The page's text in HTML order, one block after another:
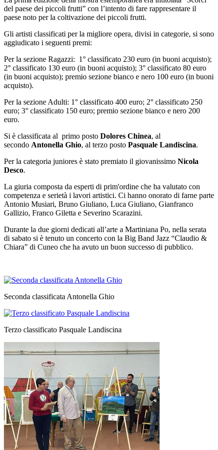
del paese dei piccoli frutti” con l’intento di fare rappresentare il
paese noto per la coltivazione dei piccoli frutti.
Gli artisti classificati per la migliore opera, divisi in categorie, si sono
aggiudicato i seguenti premi:
Per la sezione Ragazzi: 1° classificato 230 euro (in buoni acquisto);
2° classificato 130 euro (in buoni acquisto); 3° classificato 80 euro
(in buoni acquisto); premio sezione bianco e nero 100 euro (in buoni
acquisto).
Per la sezione Adulti: 1° classificato 400 euro; 2° classificato 250
euro; 3° classificato 150 euro; premio sezione bianco e nero 200
euro.
Si è classificata al primo posto Dolores Chinea, al
secondo Antonella Ghio, al terzo posto Pasquale Landiscina.
Per la categoria juniores è stato premiato il giovanissimo Nicola
Desco.
La giuria composta da esperti di prim'ordine che ha valutato con
competenza e serietà i lavori artistici. Ci hanno onorato di farne parte
Antonio Musiari, Bruno Giuliano, Luca Giuliano, Gianfranco
Gallizio, Franco Giletta e Severino Scarazini.
Durante la due giorni dedicati all’arte a Martiniana Po, nella serata
di sabato si è tenuto un concerto con la Big Band Jazz “Claudio &
Chiara” di Cuneo che ha avuto un buon successo di pubblico.
Seconda classificata Antonella Ghio
Terzo classificato Pasquale Landiscina